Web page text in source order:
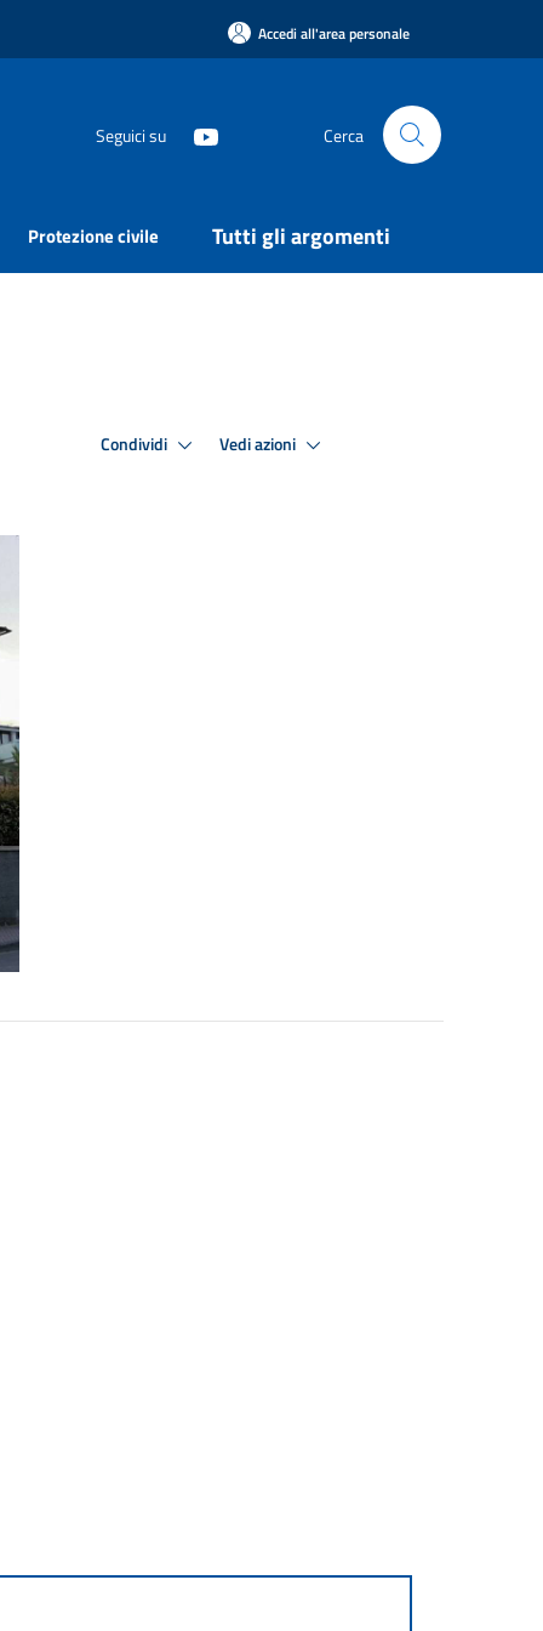
Accedi all'area personale
Seguici su Cerca
Protezione civile Tutti gli argomenti
Condividi Vedi azioni